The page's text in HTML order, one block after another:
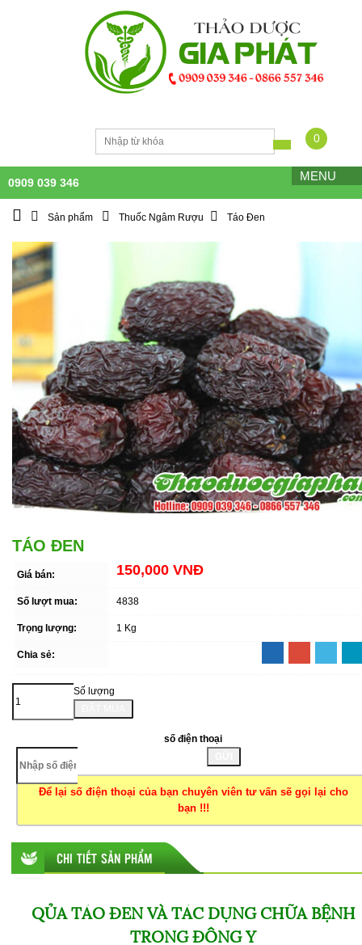
0
MENU
0909 039 346
Sản phẩm Thuốc Ngâm Rượu Táo Đen
TÁO ĐEN
Giá bán: 150,000 VNĐ
Số lượt mua: 4838
Trọng lượng: 1 Kg
Chia sẻ:
Số lượng
số điện thoại
Để lại số điện thoại của bạn chuyên viên tư vấn sẽ gọi lại cho
bạn !!!
CHI TIẾT SẢN PHẨM
QỦA TÁO ĐEN VÀ TÁC DỤNG CHỮA BỆNH
TRONG ĐÔNG Y